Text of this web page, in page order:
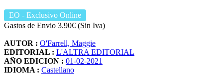
EO - Exclusivo Online
Gastos de Envio 3.90€ (Sin Iva)
AUTOR : O'Farrell, Maggie
EDITORIAL : L'ALTRA EDITORIAL
AÑO EDICION : 01-02-2021
IDIOMA : Castellano